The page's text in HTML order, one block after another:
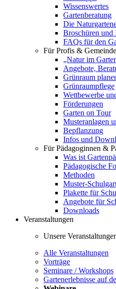
Wissenswertes
Gartenberatung
Die
Broschüren und
FAQs für den
Für Profis &
„Natur im
Angebote,
Grünraum
Grünraumpflege
Wettbewerbe
Förderungen
Garten on Tour
Musteranlagen
Bepflanzung
Infos und
Für Pädagoginnen &
Was ist
Pädagogische
Methoden
Muster-
Plakette für
Angebote für
Downloads
Veranstaltungen
Unsere
Alle Veranstaltungen
Vorträge
Seminare / Workshops
Gartenerlebnisse auf